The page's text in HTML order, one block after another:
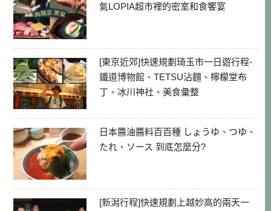
氣LOPIA超市裡的密室和食饗宴
[東京近郊]快速規劃琦玉市一日遊行程-
鐵道博物館、TETSU沾麵、檸檬堂布
丁、冰川神社、美食彙整
日本醬油醬料百百種 しょうゆ、つゆ、
たれ、ソース 到底怎麼分?
[新潟行程]快速規劃上越妙高的兩天一